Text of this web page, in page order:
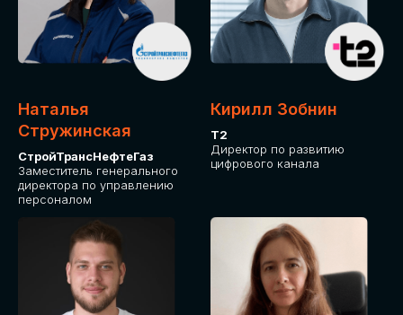
Наталья
Стружинская
СтройТрансНефтеГаз
Заместитель генерального
директора по управлению
персоналом
Кирилл Зобнин
Т2
Директор по развитию
цифрового канала
Приглашаем стать спикером GLOBAL
TECH FORUM и поделиться своим
опытом и экспертизой. Будем рады
сотрудничеству!
СРЕДИ ПАРТНЕРОВ
МЕРОПРИЯТИЯ